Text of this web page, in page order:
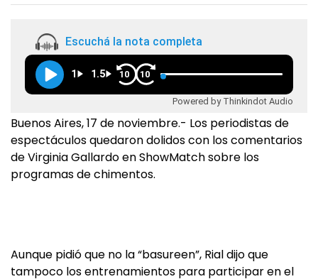
Escuchá la nota completa
1 1.5 10 10
Powered by Thinkindot Audio
Buenos Aires, 17 de noviembre.- Los periodistas de
espectáculos quedaron dolidos con los comentarios
de Virginia Gallardo en ShowMatch sobre los
programas de chimentos.
Aunque pidió que no la “basureen”, Rial dijo que
tampoco los entrenamientos para participar en el